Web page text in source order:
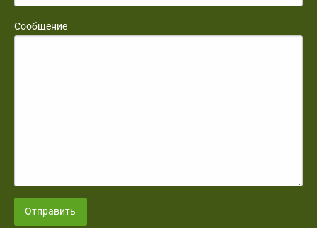
Сообщение
Отправить